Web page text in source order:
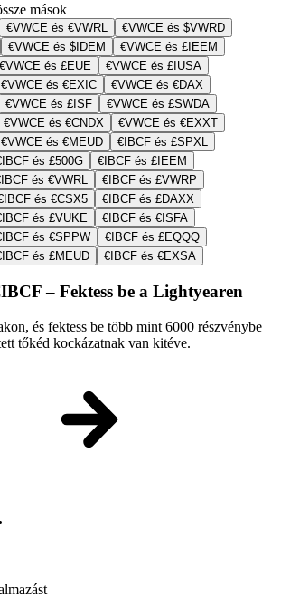
mások
€VWCE és €VWRL
€VWCE és $VWRD
€VWCE és $IDEM
€VWCE és £IEEM
€VWCE és £EUE
€VWCE és £IUSA
€VWCE és €EXIC
€VWCE és €DAX
€VWCE és £ISF
€VWCE és £SWDA
€VWCE és €CNDX
€VWCE és €EXXT
€VWCE és €MEUD
€IBCF és £SPXL
és £500G
€IBCF és £IEEM
és €VWRL
€IBCF és £VWRP
és €CSX5
€IBCF és £DAXX
és £VUKE
€IBCF és €ISFA
és €SPPW
€IBCF és £EQQQ
és £MEUD €IBCF és €EXSA
– Fektess be a Lightyearen
és fektess be több mint 6000 részvénybe
tőkéd kockázatnak van kitéve.